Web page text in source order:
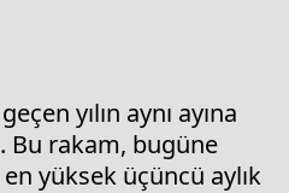
yılın aynı ayına
Bu rakam, bugüne
yüksek üçüncü aylık